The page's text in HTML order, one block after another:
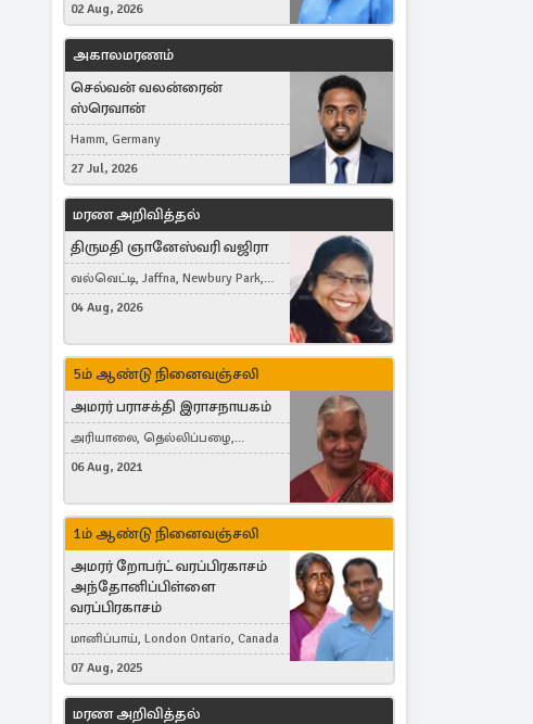
02 Aug, 2026
அகாலமரணம்
செல்வன் வலன்ரைன்
ஸ்ரெவான்
Hamm, Germany
27 Jul, 2026
மரண அறிவித்தல்
திருமதி ஞானேஸ்வரி வஜிரா
வல்வெட்டி, Jaffna, Newbury Park,
United Kingdom
04 Aug, 2026
5ம் ஆண்டு நினைவஞ்சலி
அமரர் பராசக்தி இராசநாயகம்
அரியாலை, தெல்லிப்பழை,
Montreal, Canada
06 Aug, 2021
1ம் ஆண்டு நினைவஞ்சலி
அமரர் றோபர்ட் வரப்பிரகாசம்
அந்தோனிப்பிள்ளை
வரப்பிரகாசம்
மானிப்பாய், London Ontario, Canada
07 Aug, 2025
மரண அறிவித்தல்